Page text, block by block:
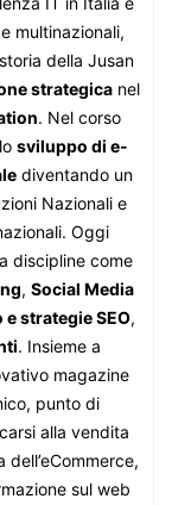
multinazionali,
della Jusan
strategica nel
. Nel corso
sviluppo di e-
diventando un
Nazionali e
Oggi
discipline come
, Social Media
strategie SEO,
. Insieme a
magazine
punto di
alla vendita
dell’eCommerce,
sul web